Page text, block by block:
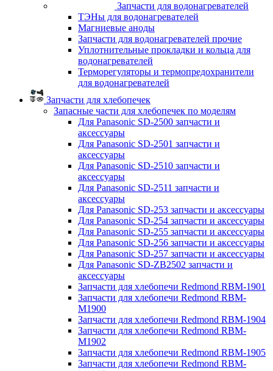
Запчасти для водонагревателей
ТЭНы для водонагревателей
Магниевые аноды
Запчасти для водонагревателей прочие
Уплотнительные прокладки и кольца для
водонагревателей
Терморегуляторы и термопредохранители
для водонагревателей
Запчасти для хлебопечек
Запасные части для хлебопечек по моделям
Для Panasonic SD-2500 запчасти и
аксессуары
Для Panasonic SD-2501 запчасти и
аксессуары
Для Panasonic SD-2510 запчасти и
аксессуары
Для Panasonic SD-2511 запчасти и
аксессуары
Для Panasonic SD-253 запчасти и аксессуары
Для Panasonic SD-254 запчасти и аксессуары
Для Panasonic SD-255 запчасти и аксессуары
Для Panasonic SD-256 запчасти и аксессуары
Для Panasonic SD-257 запчасти и аксессуары
Для Panasonic SD-ZB2502 запчасти и
аксессуары
Запчасти для хлебопечи Redmond RBM-1901
Запчасти для хлебопечи Redmond RBM-
M1900
Запчасти для хлебопечи Redmond RBM-1904
Запчасти для хлебопечи Redmond RBM-
M1902
Запчасти для хлебопечи Redmond RBM-1905
Запчасти для хлебопечи Redmond RBM-